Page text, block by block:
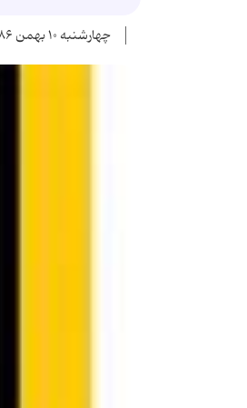
چهارشنبه ۱۰ بهمن ۱۳۸۶ - ۰۰:۰۰